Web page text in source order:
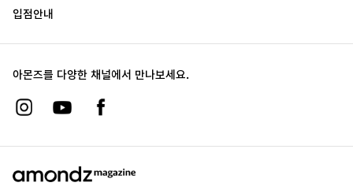
입점안내
아몬즈를 다양한 채널에서 만나보세요.